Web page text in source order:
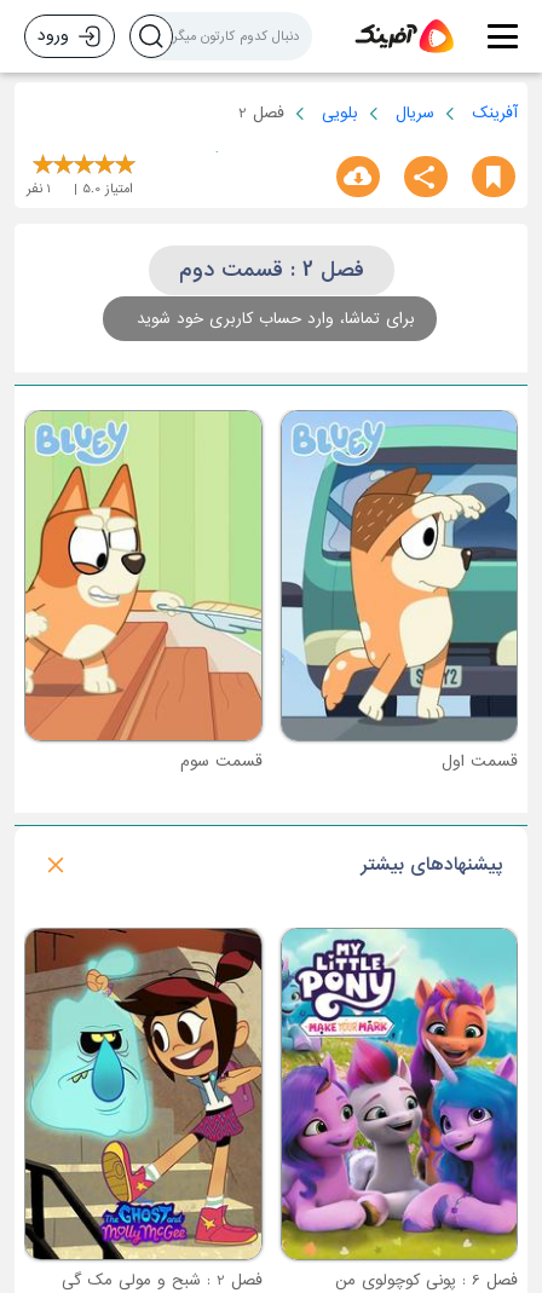
ورود
آفرینک سریال بلویی فصل 2
امتیاز 5.0
1 نفر
فصل 2 : قسمت دوم
برای تماشا، وارد حساب کاربری خود شوید
قسمت چهارم
پیشنهادهای بیشتر
فصل 2 : شبح و مولی مک گی